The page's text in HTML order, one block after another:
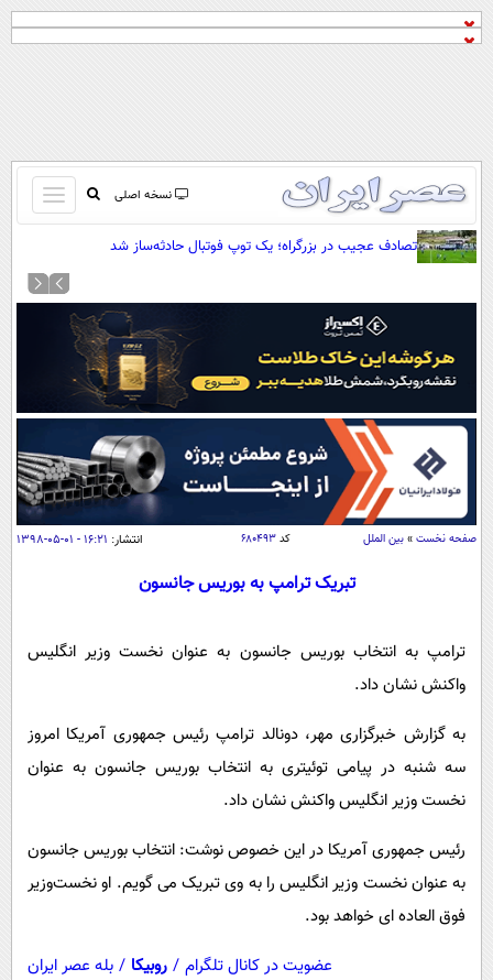
نسخه اصلی
باز
و
کردن
صفحه اول
آرشیو
نظرسنجی
آب و هوا
اوقات شرعی
سواد زندگی
اقتصاد
جامعه
حوادث
یک برش دانایی
محیط زیست
بین الملل
علم و دانش
فناوری و It
علمی
اخبار کریپتو
قرآن
گوناگون
باشگاه مغز
سیاست
عصر ایران 2
تصادف عجیب در بزرگراه؛ یک توپ فوتبال حادثه‌ساز شد
صفحه نخست » بین الملل کد ۶۸۰۴۹۳ انتشار: ۱۶:۲۱ - ۰۱-۰۵-۱۳۹۸
تبریک ترامپ به بوریس جانسون
ترامپ به انتخاب بوریس جانسون به عنوان نخست وزیر انگلیس
واکنش نشان داد.
به گزارش خبرگزاری مهر، دونالد ترامپ رئیس جمهوری آمریکا امروز
سه شنبه در پیامی توئیتری به انتخاب بوریس جانسون به عنوان
نخست وزیر انگلیس واکنش نشان داد.
رئیس جمهوری آمریکا در این خصوص نوشت: انتخاب بوریس جانسون
به عنوان نخست وزیر انگلیس را به وی تبریک می گویم. او نخست‌وزیر
فوق العاده ای خواهد بود.
عضویت در کانال تلگرام / روبیکا / بله عصر ایران